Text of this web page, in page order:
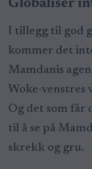
Globaliser
I tillegg til god
kommer det
Mamdanis
Woke-venstres
Og det som får
til å se på
skrekk og gru.